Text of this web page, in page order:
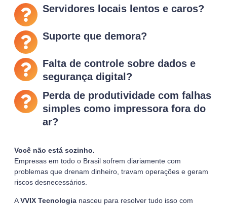
Servidores locais lentos e caros?
Suporte que demora?
Falta de controle sobre dados e
segurança digital?
Perda de produtividade com falhas
simples como impressora fora do
ar?
Você não está sozinho.
Empresas em todo o Brasil sofrem diariamente com
problemas que drenam dinheiro, travam operações e geram
riscos desnecessários.
AVVIX Tecnologia nasceu para resolver tudo isso com